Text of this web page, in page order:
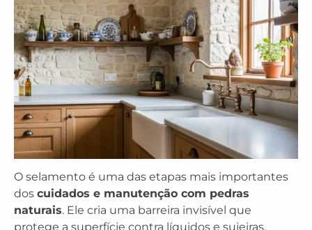
O selamento é uma das etapas mais importantes
dos cuidados e manutenção com pedras
naturais. Ele cria uma barreira invisível que
protege a superfície contra líquidos e sujeiras.